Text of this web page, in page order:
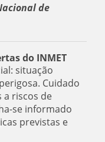
de
do INMET
situação
Cuidado
a riscos de
se informado
previstas e